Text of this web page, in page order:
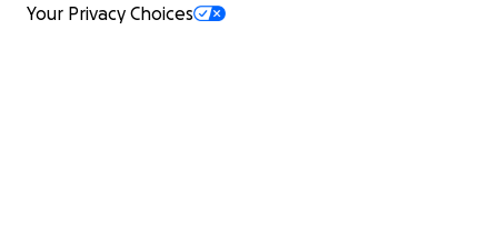
Your Privacy Choices